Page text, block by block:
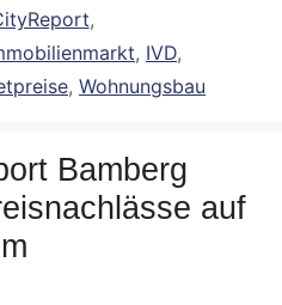
,
, IVD,
, Wohnungsbau
Bamberg
auf